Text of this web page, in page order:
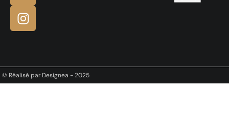
© Réalisé par Designea - 2025